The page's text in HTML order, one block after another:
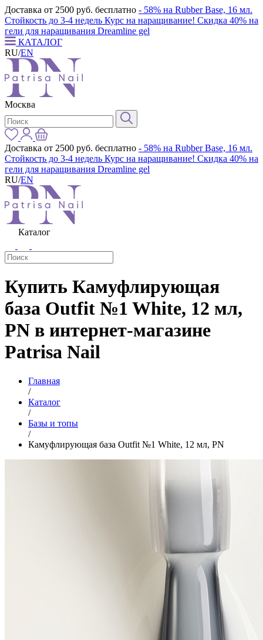
Доставка от 2500 руб. бесплатно - 58% на Rubber Base, 16 мл.
Стойкость до 3-4 недель Курс на наращивание! Скидка 40% на
гели для наращивания Dreamline gel
КАТАЛОГ
RU/EN
Москва
Доставка от 2500 руб. бесплатно - 58% на Rubber Base, 16 мл.
Стойкость до 3-4 недель Курс на наращивание! Скидка 40% на
гели для наращивания Dreamline gel
RU/EN
Каталог
Купить Камуфлирующая
база Outfit №1 White, 12 мл,
PN в интернет-магазине
Patrisa Nail
Главная
/
Каталог
/
Базы и топы
/
Камуфлирующая база Outfit №1 White, 12 мл, PN